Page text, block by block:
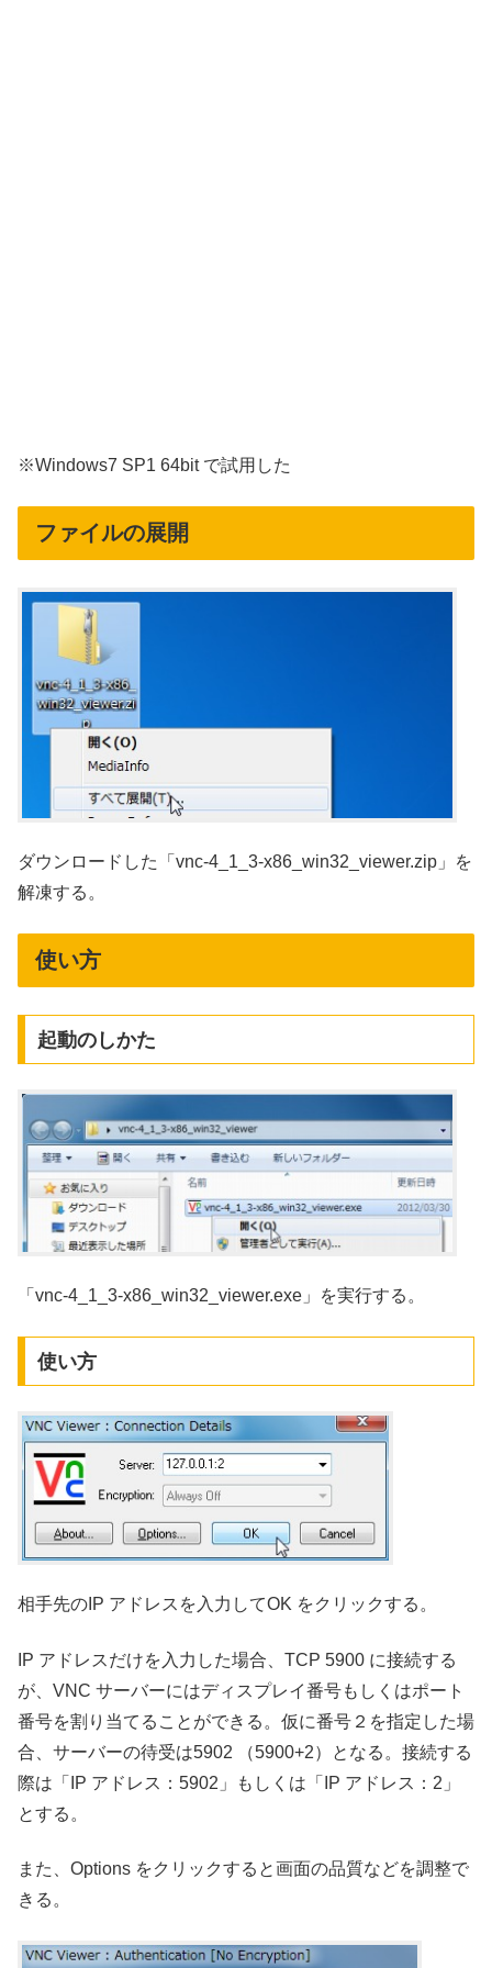
※Windows7 SP1 64bit で試用した
ファイルの展開
ダウンロードした「vnc-4_1_3-x86_win32_viewer.zip」を
解凍する。
使い方
起動のしかた
「vnc-4_1_3-x86_win32_viewer.exe」を実行する。
使い方
相手先のIP アドレスを入力してOK をクリックする。
IP アドレスだけを入力した場合、TCP 5900 に接続する
が、VNC サーバーにはディスプレイ番号もしくはポート
番号を割り当てることができる。仮に番号２を指定した場
合、サーバーの待受は5902 （5900+2）となる。接続する
際は「IP アドレス：5902」もしくは「IP アドレス：2」
とする。
また、Options をクリックすると画面の品質などを調整で
きる。